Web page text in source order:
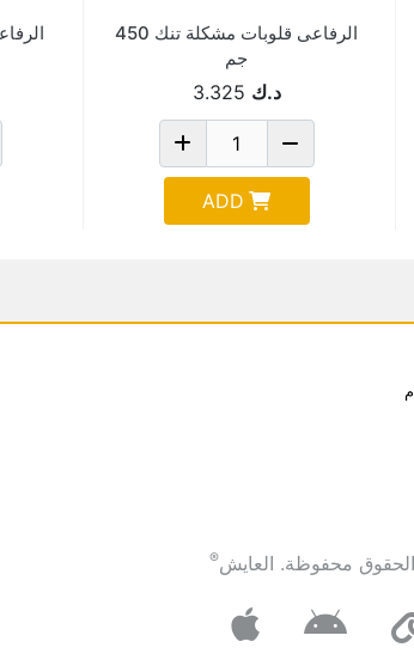
الرفاعى قلوبات مشكلة تنك 450
جم
د.ك 3.325
ADD
العايش®